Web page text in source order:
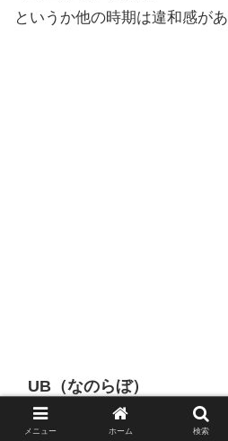
というか他の時期は違和感があ
UB（なのらぼ）
メニュー ホーム 検索